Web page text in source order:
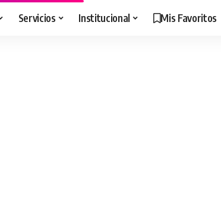
Servicios Institucional Mis Favoritos